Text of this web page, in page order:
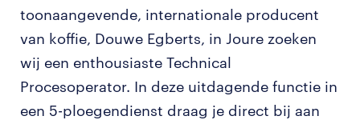
toonaangevende, internationale producent
van koffie, Douwe Egberts, in Joure zoeken
wij een enthousiaste Technical
Procesoperator. In deze uitdagende functie in
een 5-ploegendienst draag je direct bij aan